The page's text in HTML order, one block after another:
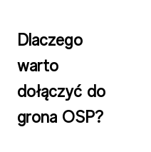
Dlaczego
warto
dołączyć do
grona OSP?